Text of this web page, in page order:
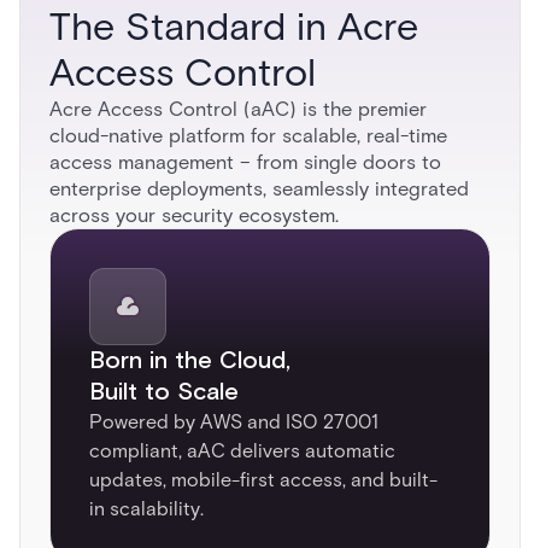
The Standard in Acre
Access Control
Acre Access Control (aAC) is the premier
cloud-native platform for scalable, real-time
access management – from single doors to
enterprise deployments, seamlessly integrated
across your security ecosystem.​
Born in the Cloud,
Built to Scale​
Powered by AWS and ISO 27001
compliant, aAC delivers automatic
updates, mobile-first access, and built-
in scalability.